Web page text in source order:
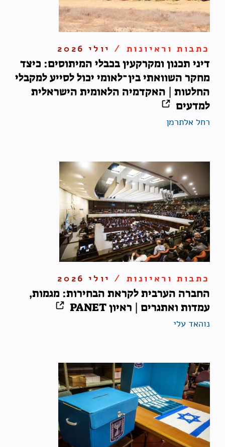
כתבות וראיונות / יולי 2026
דיני תכנון ומקרקעין בכבלי המיתוסים: כיצד
מחקר השוואתי בין־לאומי יכול לסייע למקבלי
החלטות | האקדמיה הלאומית הישראלית
למדעים
רחל אלתרמן
כתבות וראיונות / יולי 2026
החברה הערבית לקראת הבחירות: מגמות,
עמדות ואתגרים | ראיון PANET
נוהאד עלי